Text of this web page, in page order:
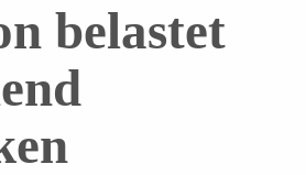
belastet